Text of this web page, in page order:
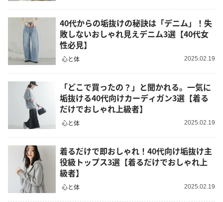
40代からの垢抜けの秘訣は「デニム」！失
敗しないおしゃれ見えデニム3選【40代女
性必見】
心と体 2025.02.19
「どこで買ったの？」と聞かれる。一気に
垢抜ける40代向けカーディガン3選【着る
だけでおしゃれ上級者】
心と体 2025.02.19
着るだけで即おしゃれ！40代向け垢抜け主
役級トップス3選【着るだけでおしゃれ上
級者】
心と体 2025.02.19